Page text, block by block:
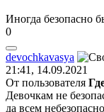
Иногда безопасно
0
devochkavasya
21:41, 14.09.2021
От пользователя
Девочкам не
да всем